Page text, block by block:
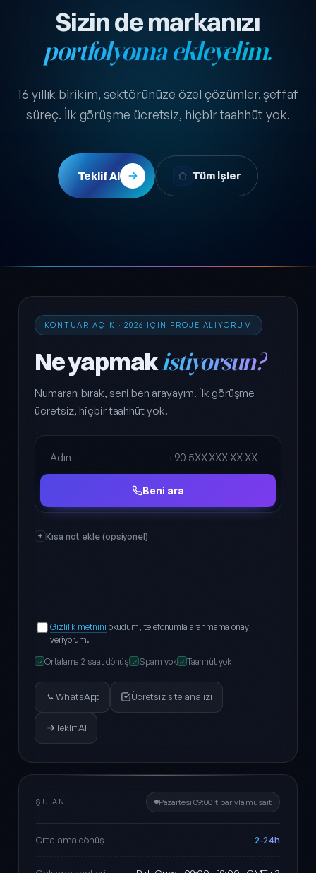
Sizin de markanızı
portfolyoma ekleyelim.
16 yıllık birikim, sektörünüze özel çözümler, şeffaf
süreç. İlk görüşme ücretsiz, hiçbir taahhüt yok.
Teklif Al Tüm İşler
KONTUAR AÇIK · 2026 IÇIN PROJE ALIYORUM
Ne yapmakistiyorsun?
Numaranı bırak, seni ben arayayım. İlk görüşme
ücretsiz, hiçbir taahhüt yok.
Ad Soyad
Telefon
Beni ara
Kısa not ekle (opsiyonel)
Gizlilik metnini okudum, telefonumla aranmama onay
veriyorum.
✓ Ortalama 2 saat dönüş ✓ Spam yok ✓ Taahhüt yok
WhatsApp Ücretsiz site analizi
Teklif Al
ŞU AN Pazartesi 09:00 itibarıyla müsait
Ortalama dönüş 2-24h